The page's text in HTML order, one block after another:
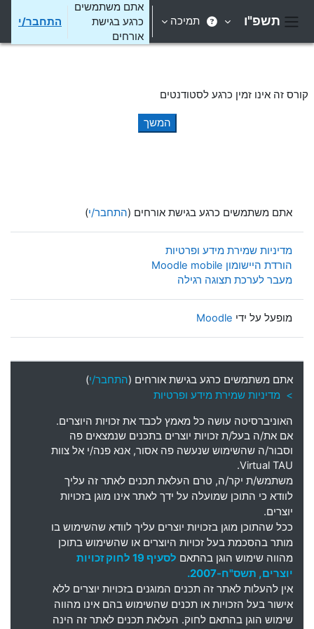
תשפ"ו תמיכה
אתם משתמשים
כרגע בגישת
אורחים
התחבר/י
קורס זה אינו זמין כרגע לסטודנטים
המשך
אתם משתמשים כרגע בגישת אורחים (התחבר/י)
מדיניות שמירת מידע ופרטיות
הורדת היישומון Moodle mobile
מעבר לערכת תצוגה רגילה
מופעל על ידי Moodle
אתם משתמשים כרגע בגישת אורחים (התחבר/י)
> מדיניות שמירת מידע ופרטיות
האוניברסיטה עושה כל מאמץ לכבד את זכויות היוצרים.
אם את/ה בעל/ת זכויות יוצרים בתכנים שנמצאים פה
וסבור/ה שהשימוש שנעשה פה אסור, אנא פנה/י אל צוות
Virtual TAU.
משתמש/ת יקר/ה, טרם העלאת תכנים לאתר זה עליך
לוודא כי התוכן שמועלה על ידך לאתר אינו מוגן בזכויות
יוצרים.
ככל שהתוכן מוגן בזכויות יוצרים עליך לוודא שהשימוש בו
מותר בהסכמת בעל זכויות היוצרים או שהשימוש בתוכן
מהווה שימוש הוגן בהתאם
לסעיף 19 לחוק זכויות
יוצרים, תשס"ח-2007.
אין להעלות לאתר זה תכנים המוגנים בזכויות יוצרים ללא
אישור בעל הזכויות או תכנים שהשימוש בהם אינו מהווה
שימוש הוגן בהתאם לחוק. העלאת תכנים לאתר זה הינה